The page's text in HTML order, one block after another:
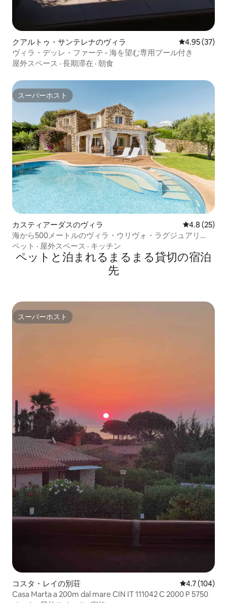
クアルトゥ・サンテレナのヴィラ レビュー37
4.95 (37)
ヴィラ・デッレ・ファーテ - 海を望む専用プール付き
屋外スペース · 長期滞在 · 朝食
スーパーホスト
スーパーホスト
カスティアーダスのヴィラ レビュー25
4.8 (25)
海から500メートルのヴィラ・ウリヴォ・ラグジュアリ
ー・ヴィラ
ペット · 屋外スペース · キッチン
ペットと泊まれるまるまる貸切の宿泊
先
スーパーホスト
スーパーホスト
コスタ・レイの別荘 レビュー104
4.7 (104)
Casa Marta a 200m dal mare CIN IT 111042 C 2000 P 5750